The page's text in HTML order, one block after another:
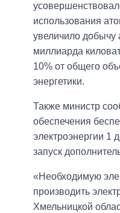
использования
увеличило добычу
миллиарда
10% от общего
энергетики.
Также министр
обеспечения
электроэнергии 1
запуск
«Необходимую
производить
Хмельницкой